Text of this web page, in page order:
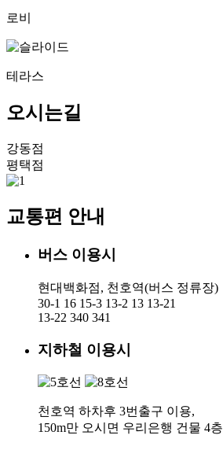
로비
테라스
오시는길
강동점
평택점
교통편 안내
버스 이용시
현대백화점, 천호역(버스 정류장)
30-1 16 15-3 13-2 13 13-21
13-22 340 341
지하철 이용시
천호역 하차후 3번출구 이용,
150m만 오시면 우리은행 건물 4층